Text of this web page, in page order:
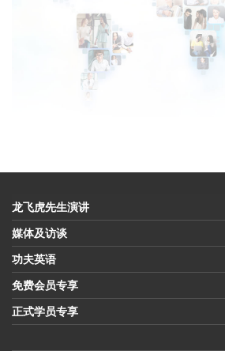
龙飞虎先生演讲
媒体及访谈
功夫英语
免费会员专享
正式学员专享